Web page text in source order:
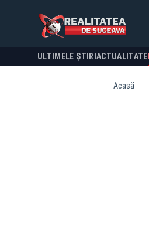
ULTIMELE ȘTIRI ACTUALITATE
Acasă